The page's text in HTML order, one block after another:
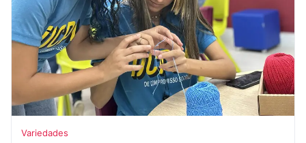
Variedades